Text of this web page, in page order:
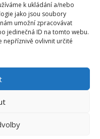
k ukládání a/nebo
jako jsou soubory
umožní zpracovávat
jedinečná ID na tomto webu.
nepříznivě ovlivnit určité